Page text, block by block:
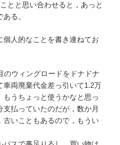
とと思い合わせると，あっと
る。
人的なことを書き連ねてお
ウィングロードをドナドナ
車両廃棄代金差っ引いて1.2万
うちょっと使うかなと思っ
払っていたのだが，数か月
いこともあるので，もうい